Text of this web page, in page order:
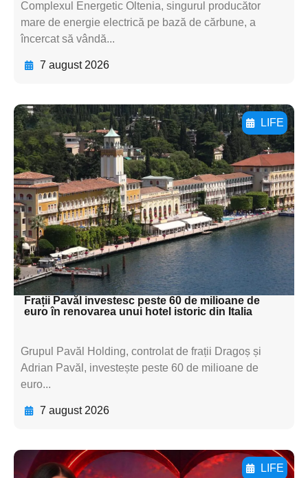
Complexul Energetic Oltenia, singurul producător
mare de energie electrică pe bază de cărbune, a
încercat să vândă...
7 august 2026
LIFE
Adaugă aici textul pentru
subtitluAdaugă aici
textul pentru
subtitluAdaugă aici
textul pentru
subtitluAdaugă aici
textul pentru subti
Frații Pavăl investesc peste 60 de milioane de
euro în renovarea unui hotel istoric din Italia
Grupul Pavăl Holding, controlat de frații Dragoș și
Adrian Pavăl, investește peste 60 de milioane de
euro...
7 august 2026
LIFE